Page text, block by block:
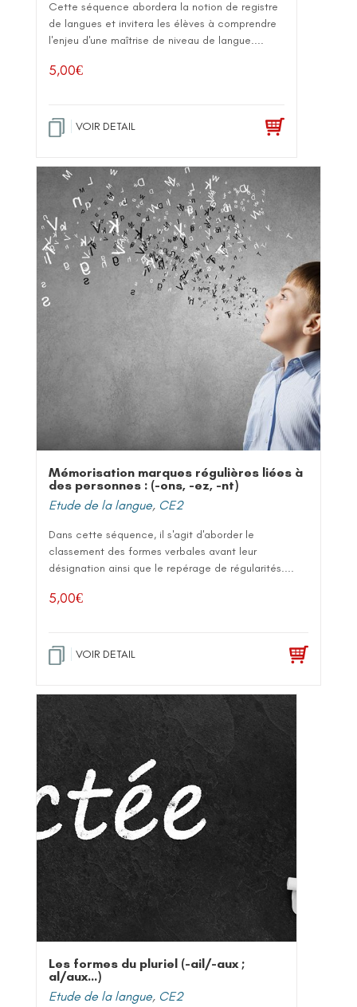
Cette séquence abordera la notion de registre
de langues et invitera les élèves à comprendre
l'enjeu d'une maîtrise de niveau de langue....
5,00€
VOIR DETAIL
Mémorisation marques régulières liées à
des personnes : (-ons, -ez, -nt)
Etude de la langue, CE2
Dans cette séquence, il s'agit d'aborder le
classement des formes verbales avant leur
désignation ainsi que le repérage de régularités....
5,00€
VOIR DETAIL
Les formes du pluriel (-ail/-aux ;
al/aux…)
Etude de la langue, CE2